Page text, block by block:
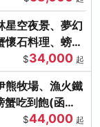
星空夜景、夢幻
石料理、螃蟹
$34,000 起
熊牧場、漁火鐵
吃到飽(函館/
$44,000 起